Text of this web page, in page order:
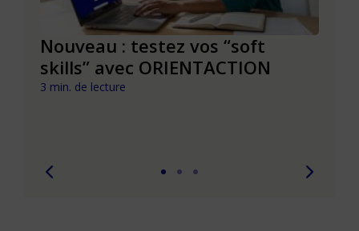
Nouveau : testez vos “soft
skills” avec ORIENTACTION
3 min. de lecture